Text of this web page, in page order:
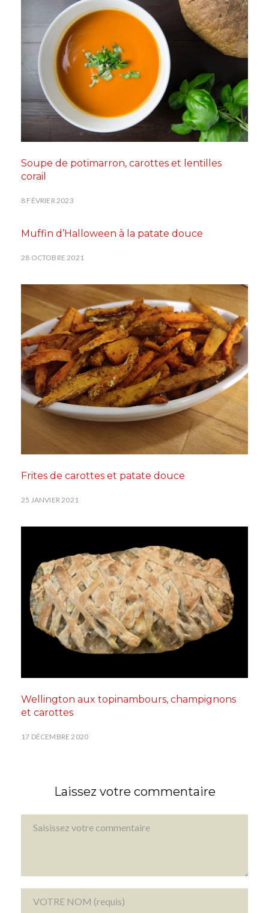
Soupe de potimarron, carottes et lentilles
corail
8 FÉVRIER 2023
Muffin d’Halloween à la patate douce
28 OCTOBRE 2021
Frites de carottes et patate douce
25 JANVIER 2021
Wellington aux topinambours, champignons
et carottes
17 DÉCEMBRE 2020
Laissez votre commentaire